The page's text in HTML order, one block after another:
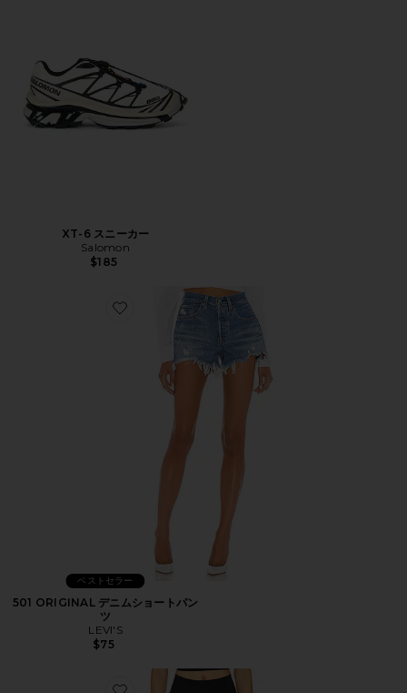
XT-6 スニーカー
Salomon
$185
Favorite 501 ORIGINAL デニムショートパンツ
ベストセラー
501 ORIGINAL デニムショートパン
ツ
LEVI'S
$75